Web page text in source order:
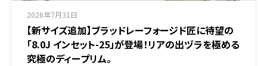
2026年7月31日
【新サイズ追加】ブラッドレーフォージド匠に待望の
「8.0J インセット-25」が登場！リアの出ヅラを極める
究極のディープリム。